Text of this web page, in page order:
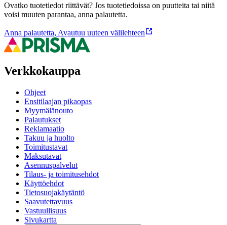
Ovatko tuotetiedot riittävät? Jos tuotetiedoissa on puutteita tai niitä
voisi muuten parantaa, anna palautetta.
Anna palautetta, Avautuu uuteen välilehteen
Verkkokauppa
Ohjeet
Ensitilaajan pikaopas
Myymälänouto
Palautukset
Reklamaatio
Takuu ja huolto
Toimitustavat
Maksutavat
Asennuspalvelut
Tilaus- ja toimitusehdot
Käyttöehdot
Tietosuojakäytäntö
Saavutettavuus
Vastuullisuus
Sivukartta